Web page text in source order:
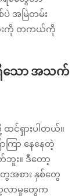
အမြဲတမ်း
လုံးကို တကယ်ကို
ရှိသော အသက်
င်ရှားပါတယ်။
ြာ နေနေတဲ့
ဘူး။ ဒီတော့
အစား နှစ်တွေ
လာမှုတွေက